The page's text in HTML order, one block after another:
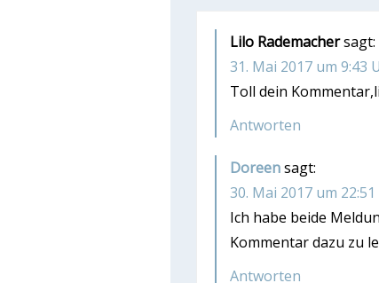
Lilo Rademachersagt:
31. Mai 2017 um 9:43
Toll dein
Antworten
Doreensagt:
30. Mai 2017 um
Ich habe beide
Kommentar dazu zu
Antworten